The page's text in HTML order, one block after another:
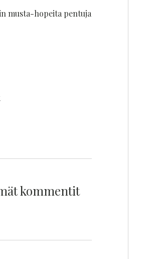
musta-hopeita pentuja
kommentit